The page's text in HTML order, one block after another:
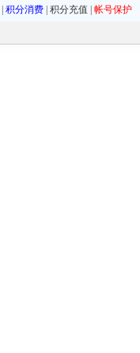
积分消费 积分充值 帐号保护